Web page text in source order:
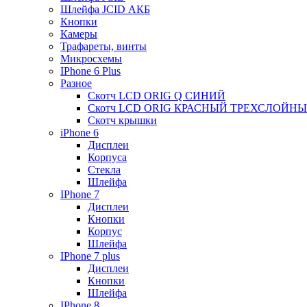
Шлейфа JCID АКБ
Кнопки
Камеры
Трафареты, винты
Микросхемы
IPhone 6 Plus
Разное
Скотч LCD ORIG Q СИНИЙ
Скотч LCD ORIG КРАСНЫЙ
Скотч крышки
iPhone 6
Дисплеи
Корпуса
Стекла
Шлейфа
IPhone 7
Дисплеи
Кнопки
Корпус
Шлейфа
IPhone 7 plus
Дисплеи
Кнопки
Шлейфа